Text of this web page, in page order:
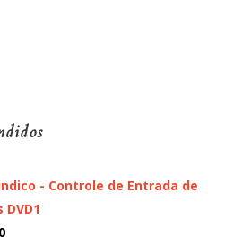
- Controle de Entrada de
DVD1